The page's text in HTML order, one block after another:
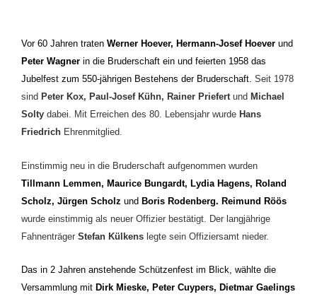
Vor 60 Jahren traten Werner Hoever, Hermann-Josef Hoever und
Peter Wagner in die Bruderschaft ein und feierten 1958 das
Jubelfest zum 550-jährigen Bestehens der Bruderschaft. Seit 1978
sind Peter Kox, Paul-Josef Kühn, Rainer Priefert und Michael
Solty dabei. Mit Erreichen des 80. Lebensjahr wurde Hans
Friedrich Ehrenmitglied.
Einstimmig neu in die Bruderschaft aufgenommen wurden
Tillmann Lemmen, Maurice Bungardt, Lydia Hagens, Roland
Scholz, Jürgen Scholz und Boris Rodenberg. Reimund Röös
wurde einstimmig als neuer Offizier bestätigt. Der langjährige
Fahnenträger Stefan Külkens legte sein Offiziersamt nieder.
Das in 2 Jahren anstehende Schützenfest im Blick, wählte die
Versammlung mit Dirk Mieske, Peter Cuypers, Dietmar Gaelings